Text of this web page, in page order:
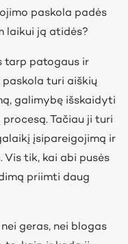
paskola padės
laikui ją atidės?
tarp patogaus ir
turi aiškių
galimybę išskaidyti
Tačiau ji turi
įsipareigojimą ir
Vis tik, kai abi pusės
priimti daug
geras, nei blogas